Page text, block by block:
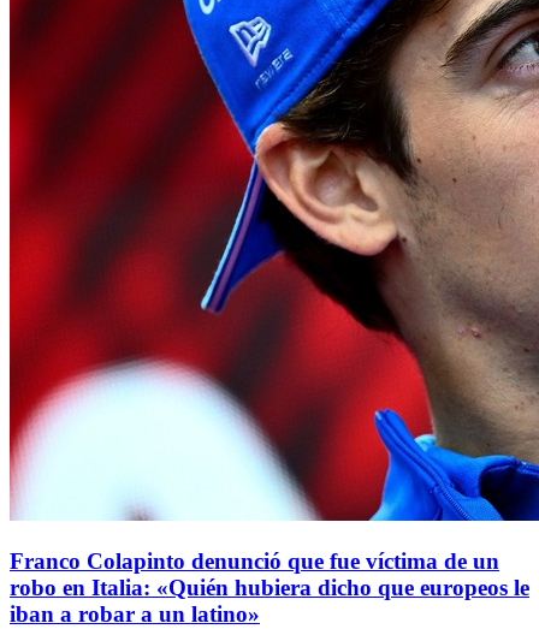
Franco Colapinto denunció que fue víctima de un
robo en Italia: «Quién hubiera dicho que europeos le
iban a robar a un latino»